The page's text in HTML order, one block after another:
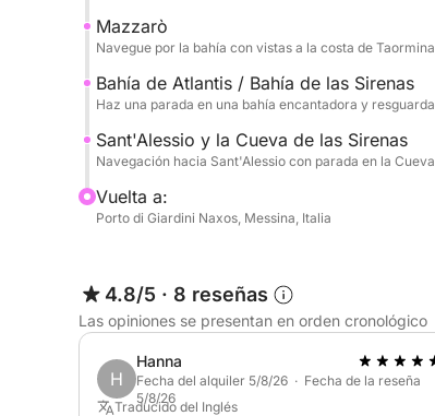
Mazzarò
Navegue por la bahía con vistas a la costa de
Bahía de Atlantis / Bahía de las Sirenas
Haz una parada en una bahía encantadora y
Sant'Alessio y la Cueva de las Sirenas
Navegación hacia Sant'Alessio con parada en la
Vuelta a:
Porto di Giardini Naxos, Messina, Italia
4.8/5 · 8 reseñas
Las opiniones se presentan en orden cronológico
H
Hanna
Fecha del alquiler 5/8/26 · Fecha de la reseña
5/8/26
Traducido del Inglés